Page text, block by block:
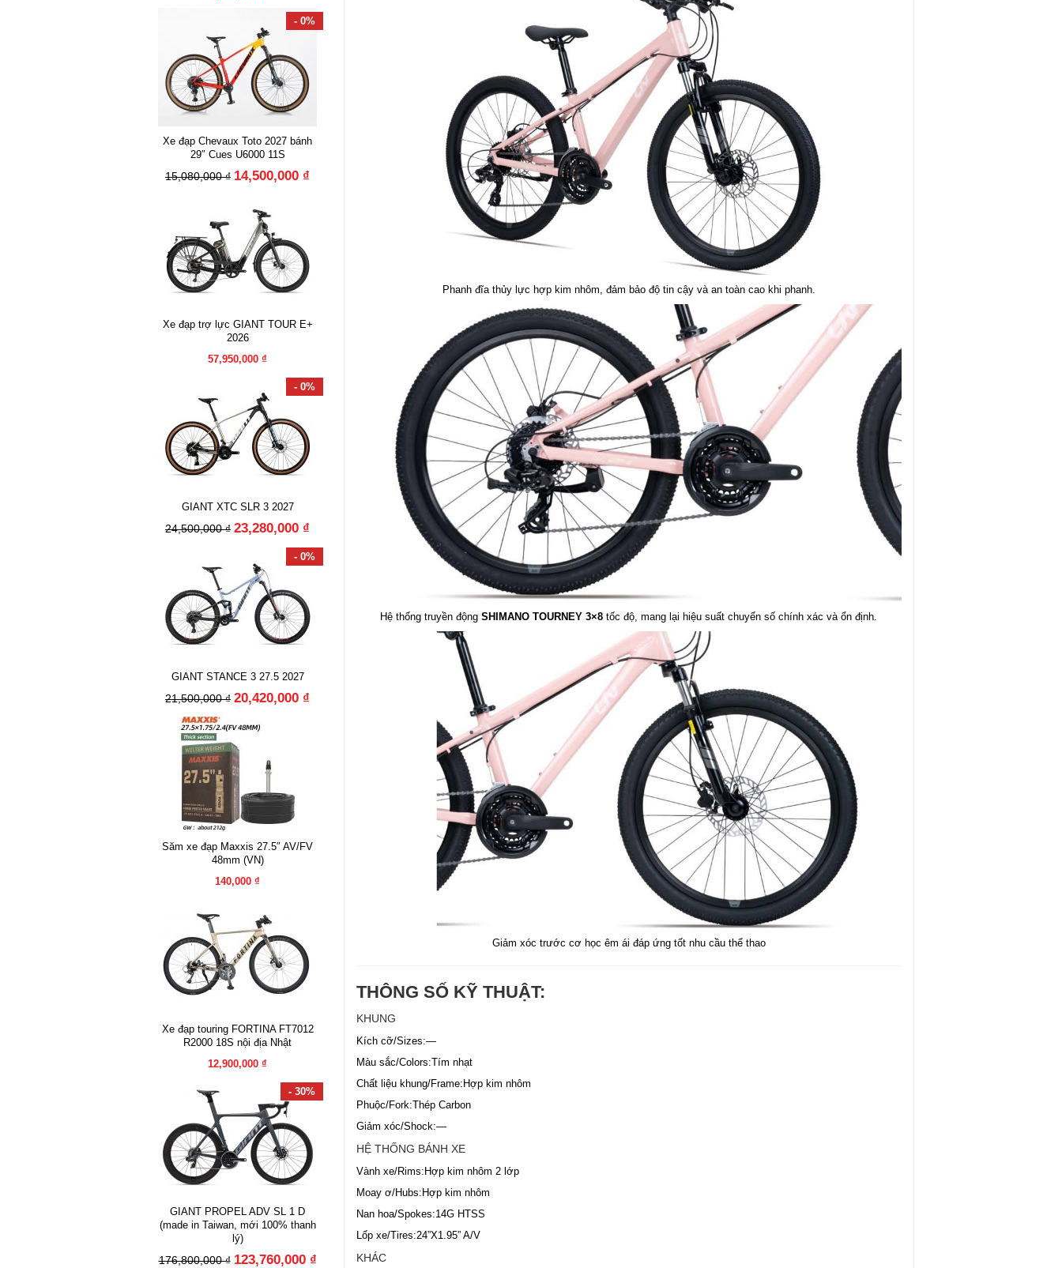
- 0%
Xe đạp Chevaux Toto 2027 bánh
29″ Cues U6000 11S
15,080,000 ₫ 14,500,000 ₫
Xe đạp trợ lực GIANT TOUR E+
2026
57,950,000 ₫
- 0%
GIANT XTC SLR 3 2027
24,500,000 ₫ 23,280,000 ₫
- 0%
GIANT STANCE 3 27.5 2027
21,500,000 ₫ 20,420,000 ₫
Săm xe đạp Maxxis 27.5″ AV/FV
48mm (VN)
140,000 ₫
Xe đạp touring FORTINA FT7012
R2000 18S nội địa Nhật
12,900,000 ₫
- 30%
GIANT PROPEL ADV SL 1 D
(made in Taiwan, mới 100% thanh
lý)
176,800,000 ₫ 123,760,000 ₫
Phanh đĩa thủy lực hợp kim nhôm, đảm bảo độ tin cậy và an toàn cao khi phanh.
Hệ thống truyền độngSHIMANO TOURNEY 3×8 tốc độ, mang lại hiệu suất chuyển số chính xác và ổn định.
Giảm xóc trước cơ học êm ái đáp ứng tốt nhu cầu thể thao
THÔNG SỐ KỸ THUẬT:
KHUNG
Kích cỡ/Sizes:—
Màu sắc/Colors:Tím nhạt
Chất liệu khung/Frame:Hợp kim nhôm
Phuộc/Fork:Thép Carbon
Giảm xóc/Shock:—
HỆ THỐNG BÁNH XE
Vành xe/Rims:Hợp kim nhôm 2 lớp
Moay ơ/Hubs:Hợp kim nhôm
Nan hoa/Spokes:14G HTSS
Lốp xe/Tires:24”X1.95” A/V
KHÁC